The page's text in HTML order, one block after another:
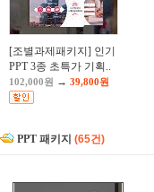
[조별과제패키지] 인기
PPT 3종 초특가 기획..
102,000원 → 39,800원
PPT 패키지 (65건)